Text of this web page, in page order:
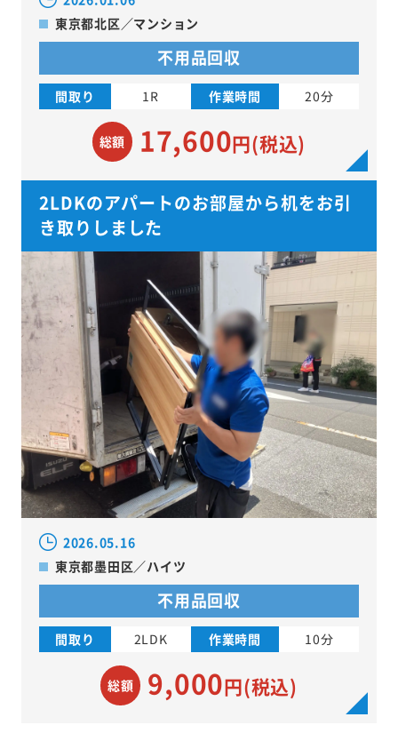
東京都北区／マンション
不用品回収
間取り 1R 作業時間 20分
総額 17,600円(税込)
2LDKのアパートのお部屋から机をお引
き取りしました
2026.05.16
東京都墨田区／ハイツ
不用品回収
間取り 2LDK 作業時間 10分
総額 9,000円(税込)